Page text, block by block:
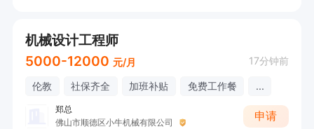
机械设计工程师
5000-12000 元/月 17分钟前
伦教 社保齐全 加班补贴 免费工作餐 ...
郑总
佛山市顺德区小牛机械有限公司
申请